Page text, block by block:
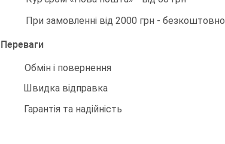
При замовленні від 2000 грн - безкоштовно
Переваги
Обмін і повернення
Швидка відправка
Гарантія та надійність